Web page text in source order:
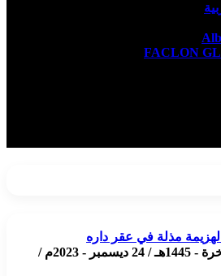
FACLON
الأحد - 11 جمادى الآخرة - 1445هـ / 24 ديسمبر - 2023م /